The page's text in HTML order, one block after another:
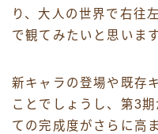
り、大人の世界で右往
で観てみたいと思います
新キャラの登場や既存
ことでしょうし、第3
ての完成度がさらに高